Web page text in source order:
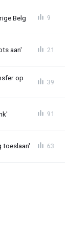
Belg 9
aan' 21
op
39
91
toeslaan' 63